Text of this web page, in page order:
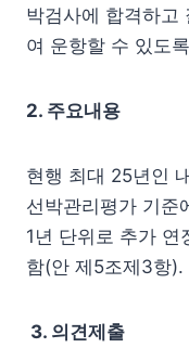
박검사에 합격하고
여 운항할 수 있도
2. 주요내용
현행 최대 25년인
선박관리평가 기준
1년 단위로 추가
함(안 제5조제3항).
3. 의견제출